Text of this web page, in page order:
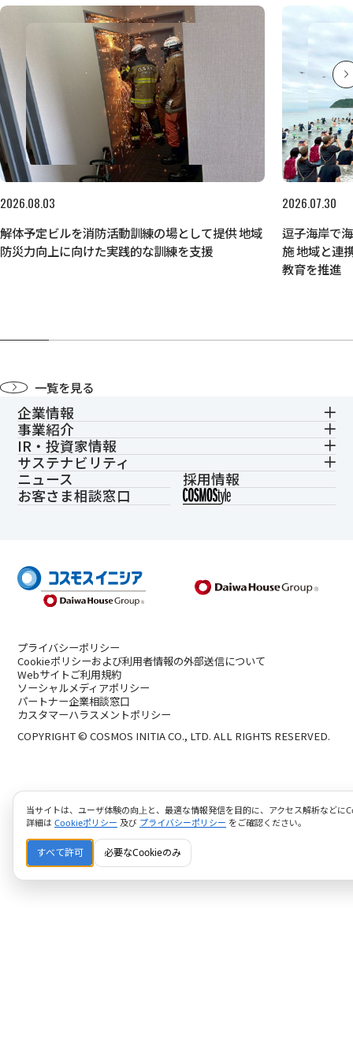
2026.08.03
解体予定ビルを消防活動訓練の場として提供 地域
防災力向上に向けた実践的な訓練を支援
2026.07.30
逗子海岸で
施 地域と連
教育を推進
一覧を見る
企業情報
事業紹介
IR・投資家情報
サステナビリティ
ニュース
採用情報
お客さま相談窓口
プライバシーポリシー
Cookieポリシーおよび利用者情報の外部送信について
Webサイトご利用規約
ソーシャルメディアポリシー
パートナー企業相談窓口
カスタマーハラスメントポリシー
COPYRIGHT © COSMOS INITIA CO., LTD. ALL RIGHTS RESERVED.
当サイトは、ユーザ体験の向上と、最適な情報発信を目的に、アクセス解析などに
詳細は Cookieポリシー 及び プライバシーポリシー をご確認ください。
すべて許可 必要なCookieのみ